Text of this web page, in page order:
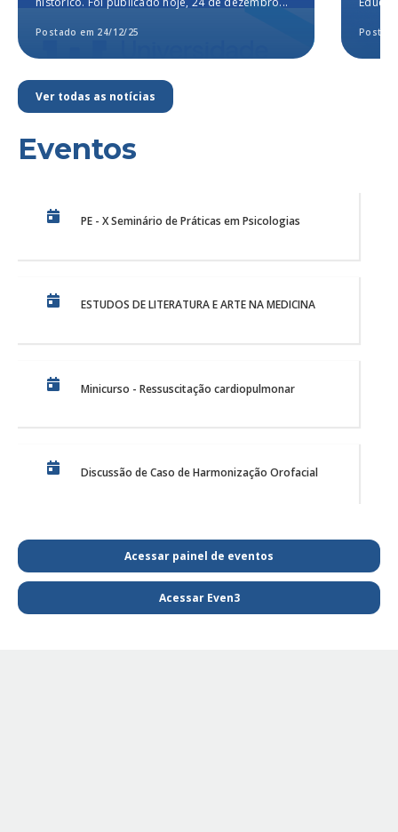
Postado em 24/12/25
Ver todas as notícias
Eventos
PE - X Seminário de Práticas em Psicologias
ESTUDOS DE LITERATURA E ARTE NA MEDICINA
Minicurso - Ressuscitação cardiopulmonar
Discussão de Caso de Harmonização Orofacial
PE Projeto de Reabilitação Funcional
Acessar painel de eventos
Acessar Even3